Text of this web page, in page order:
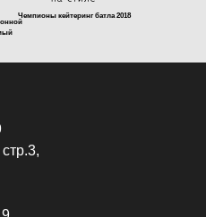
Чемпионы кейтеринг батла 2018